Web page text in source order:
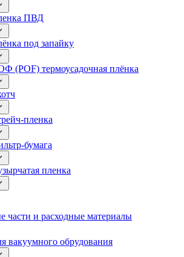
ПВД
под запайку
(POF) термоусадочная плёнка
пленка
бумага
пленка
части и расходные материалы
вакуумного обрудования